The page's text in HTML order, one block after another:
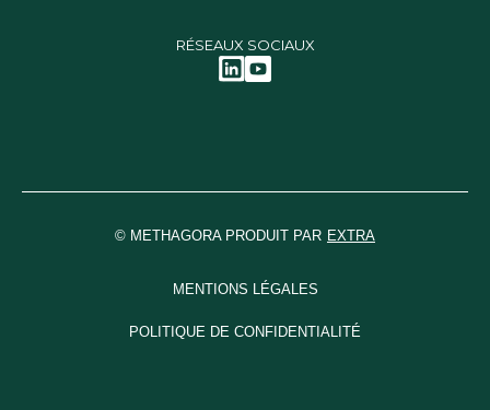
RÉSEAUX SOCIAUX
© METHAGORA PRODUIT PAR EXTRA
MENTIONS LÉGALES
POLITIQUE DE CONFIDENTIALITÉ